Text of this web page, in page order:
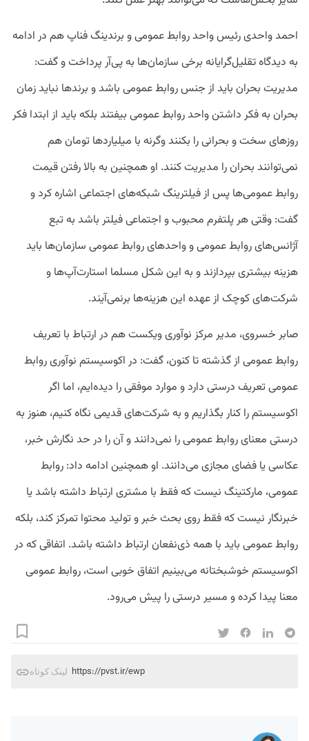
احمد واحدی رئیس واحد روابط عمومی و برندینگ فناپ هم در ادامه
به دیدگاه تقلیل‌گرایانه برخی سازمان‌ها به پی‌آر پرداخت و گفت:
مدیریت بحران باید از جنس روابط عمومی باشد و برندها نباید زمان
بحران به فکر داشتن واحد روابط عمومی بیفتند بلکه باید از ابتدا فکر
روزهای سخت و بحرانی را بکنند وگرنه با میلیاردها تومان هم
نمی‌توانند بحران را مدیریت کنند. او همچنین به بالا رفتن قیمت
روابط عمومی‌ها پس از فیلترینگ شبکه‌های اجتماعی اشاره کرد و
گفت: وقتی هر پلتفرم محبوب و اجتماعی فیلتر باشد به تبع
آژانس‌های روابط عمومی و واحدهای روابط عمومی سازمان‌ها باید
هزینه بیشتری بپردازند و به این شکل مسلما استارت‌آپ‌ها و
شرکت‌های کوچک از عهده این هزینه‌ها برنمی‌آیند.
صابر خسروی، مدیر مرکز نوآوری ویکست هم در ارتباط با تعریف
روابط عمومی از گذشته تا کنون، گفت: در اکوسیستم نوآوری روابط
عمومی تعریف درستی دارد و موارد موفقی را دیده‌ایم، اما اگر
اکوسیستم را کنار بگذاریم و به شرکت‌های قدیمی نگاه کنیم، هنوز به
درستی معنای روابط عمومی را نمی‌دانند و آن را در حد نگارش خبر،
عکاسی یا فضای مجازی می‌دانند. او همچنین ادامه داد: روابط
عمومی، مارکتینگ نیست که فقط با مشتری ارتباط داشته باشد یا
خبرنگار نیست که فقط روی بحث خبر و تولید محتوا تمرکز کند، بلکه
روابط عمومی باید با همه ذی‌نفعان ارتباط داشته باشد. اتفاقی که در
اکوسیستم خوشبختانه می‌بینیم اتفاق خوبی است، روابط عمومی
معنا پیدا کرده و مسیر درستی را پیش می‌رود.
لینک کوتاه https://pvst.ir/ewp